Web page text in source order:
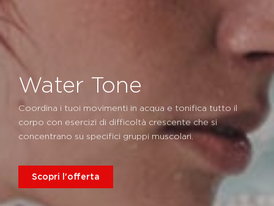
Water Tone
Coordina i tuoi movimenti in acqua e tonifica tutto il
corpo con esercizi di difficoltà crescente che si
concentrano su specifici gruppi muscolari.
Scopri l'offerta